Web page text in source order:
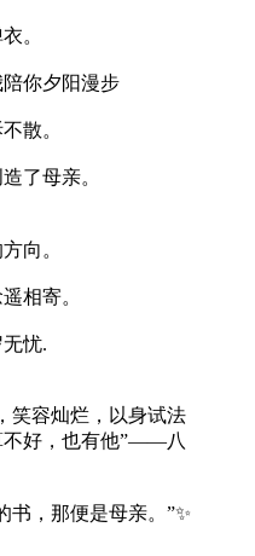
。
你夕阳漫步
散。
了母亲。
向。
相寄。
忧.
笑容灿烂，以身试法
不好，也有他”——八
书，那便是母亲。”✨